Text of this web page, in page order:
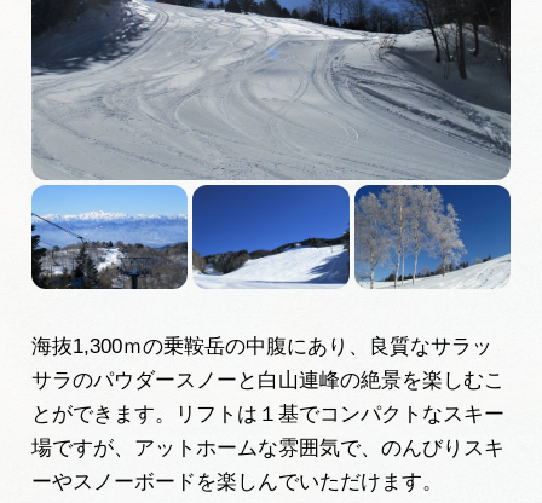
早わかり岐阜
買い物・お土産
体験予約サイト「ＶＩＳＩＴ岐阜県」
岐阜県まるごと観光エリアガイド
岐阜県観光データベース
旅行会社・観光事業者の皆様へ
フォトライブラリー
海抜1,300ｍの乗鞍岳の中腹にあり、良質なサラッ
サラのパウダースノーと白山連峰の絶景を楽しむこ
とができます。リフトは１基でコンパクトなスキー
場ですが、アットホームな雰囲気で、のんびりスキ
ーやスノーボードを楽しんでいただけます。